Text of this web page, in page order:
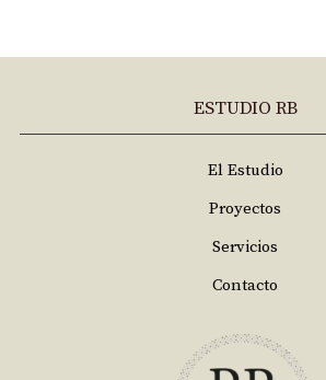
ESTUDIO RB
El Estudio
Proyectos
Servicios
Contacto